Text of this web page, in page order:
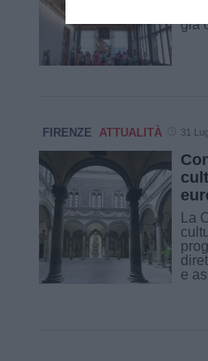
già
FIRENZE ATTUALITÀ 31
La
e